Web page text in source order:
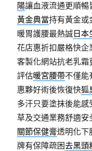
陽讓血液流通更順
黃金典當持有黃金或
暖胃護腰最熱誠 日
花店惠折扣嚴格快企
客製化網站抗老乳
評估暖宮腰帶不僅能
惠夥好術後恢復快狐
多汗只要塗抹後能感
草及交通業務舒適
關節保健膏透明化下
牌有保障疏困去黑頭